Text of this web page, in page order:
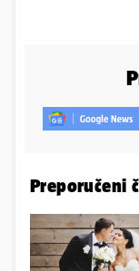
Preporučeni